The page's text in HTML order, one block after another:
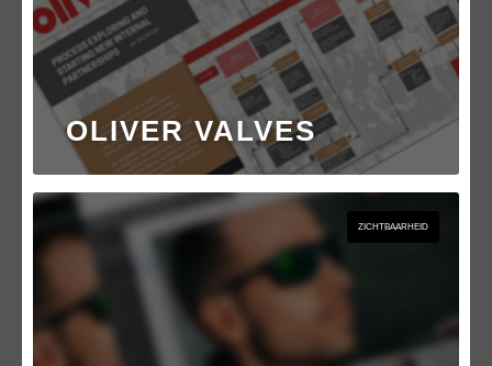
OLIVER VALVES
ZICHTBAARHEID